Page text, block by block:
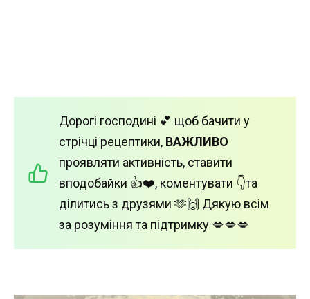
Дорогі господині 💕 щоб бачити у
стрічці рецептики, ВАЖЛИВО
проявляти активність, ставити
вподобайки 👍❤️, коментувати 👇та
ділитись з друзями 🫶🙌 Дякую всім
за розуміння та підтримку 💋💋💋